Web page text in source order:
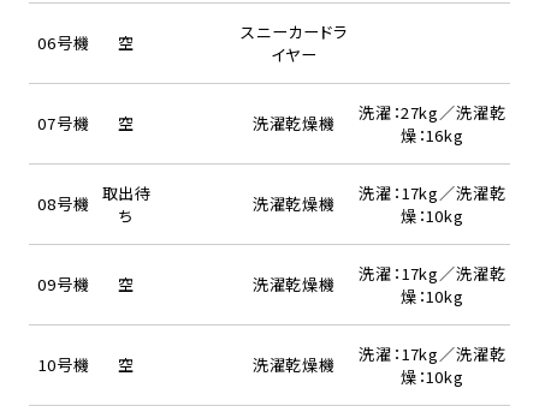
06号機 空
スニーカードラ
イヤー
07号機 空 洗濯乾燥機
洗濯：27kg／洗濯乾
燥：16kg
08号機 取出待
ち
洗濯乾燥機
洗濯：17kg／洗濯乾
燥：10kg
09号機 空 洗濯乾燥機
洗濯：17kg／洗濯乾
燥：10kg
10号機 空 洗濯乾燥機
洗濯：17kg／洗濯乾
燥：10kg